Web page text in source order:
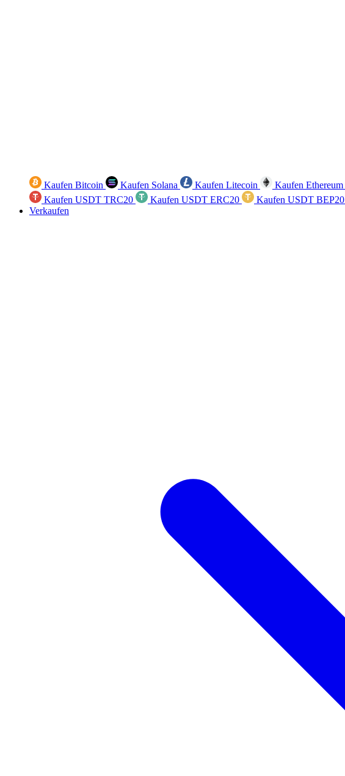
Kaufen Bitcoin Kaufen Solana Kaufen Litecoin Kaufen Ethereum
Kaufen USDT TRC20
Kaufen USDT ERC20 Kaufen USDT BEP20
Verkaufen